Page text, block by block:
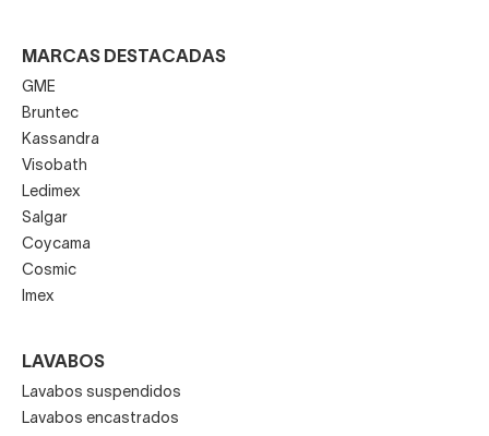
MARCAS DESTACADAS
GME
Bruntec
Kassandra
Visobath
Ledimex
Salgar
Coycama
Cosmic
Imex
LAVABOS
Lavabos suspendidos
Lavabos encastrados